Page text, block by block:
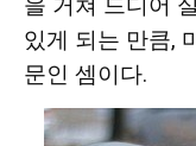
있게 되는 만큼,
문인 셈이다.